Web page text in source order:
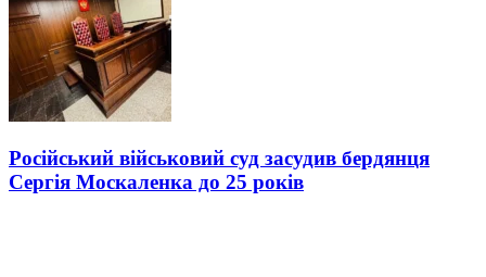
Російський військовий суд засудив бердянця
Сергія Москаленка до 25 років